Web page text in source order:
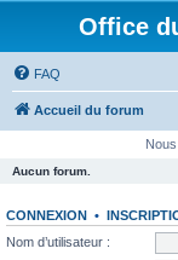
Office
FAQ
Accueil du forum
Aucun forum.
CONNEXION •
Nom d’utilisateur :